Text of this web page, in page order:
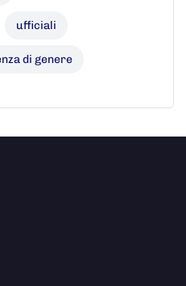
ufficiali
di genere